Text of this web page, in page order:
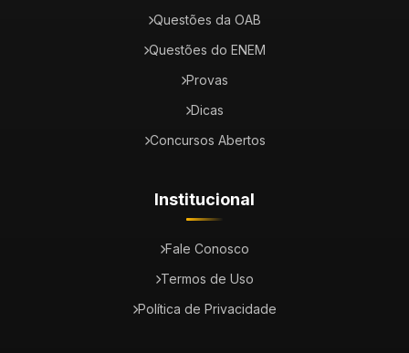
Questões da OAB
Questões do ENEM
Provas
Dicas
Concursos Abertos
Institucional
Fale Conosco
Termos de Uso
Política de Privacidade